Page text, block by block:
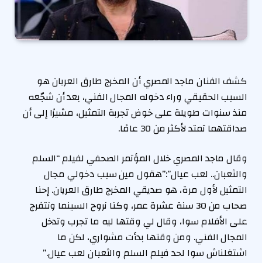
كشف الفنان ماجد المصري أن المخرج طارق العريان هو
السبب الحقيقي وراء دخوله المجال الفني، بعد أن شجّعه
منذ سنوات طويلة على خوض تجربة التمثيل، مشيرًا إلى أن
صداقتهما تمتد لأكثر من 30 عامًا.
وقال ماجد المصري خلال المؤتمر الصحفي لفيلم “السلم
والثعبان.. لعب عيال”:”هقول مين سبب دخولي مجال
التمثيل لأول مرة، هو صديقي المخرج طارق العريان. إحنا
صحاب من 30 سنة عشرة عمر، وكنا نروح السينما ونتفرج
على الأفلام سوا، وقال لي وقتها ليه ما تجرب وتدخل
المجال الفني. ومن وقتها بدأت مشواري، لكن ما
اشتغلناش سوا لحد فيلم السلم والثعبان لعب عيال.”